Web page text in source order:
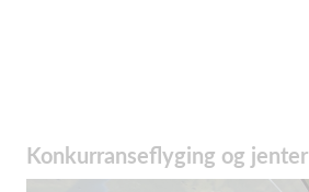
Konkurranseflyging og jenter